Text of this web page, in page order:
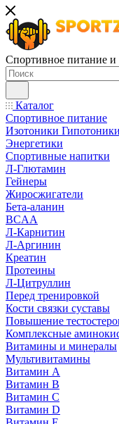
Спортивное питание и
Каталог
Спортивное питание
Изотоники
Энергетики
Спортивные напитки
Л-Глютамин
Гейнеры
Жиросжигатели
Бета-аланин
BCAA
Л-Карнитин
Л-Аргинин
Креатин
Протеины
Л-Цитруллин
Перед тренировкой
Кости связки суставы
Повышение
Комплексные
Витамины и минералы
Мультивитамины
Витамин A
Витамин B
Витамин C
Витамин D